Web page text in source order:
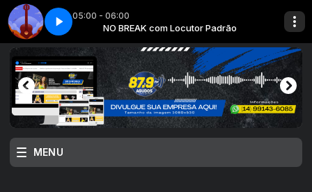
05:00 - 06:00
NO BREAK com Locutor Padrão
2 Sertanejo saudade - Parte 2
MENU